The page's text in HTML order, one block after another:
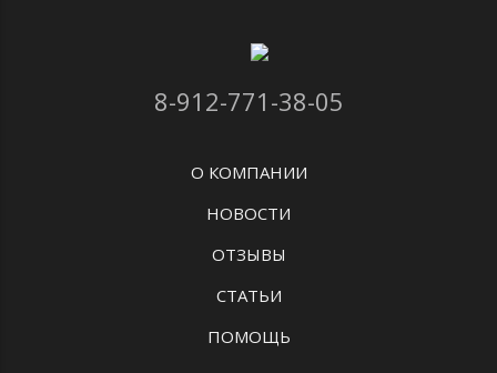
8-912-771-38-05
О КОМПАНИИ
НОВОСТИ
ОТЗЫВЫ
СТАТЬИ
ПОМОЩЬ